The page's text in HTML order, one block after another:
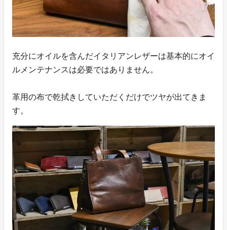
充分にオイルを含んだイタリアンレザーは基本的にオイ
ルメンテナンスは必要ではありません。
革用の布で乾拭きしていただくだけでツヤが出てきま
す。